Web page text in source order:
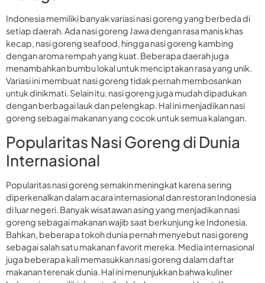
Indonesia memiliki banyak variasi nasi goreng yang berbeda di
setiap daerah. Ada nasi goreng Jawa dengan rasa manis khas
kecap, nasi goreng seafood, hingga nasi goreng kambing
dengan aroma rempah yang kuat. Beberapa daerah juga
menambahkan bumbu lokal untuk menciptakan rasa yang unik.
Variasi ini membuat nasi goreng tidak pernah membosankan
untuk dinikmati. Selain itu, nasi goreng juga mudah dipadukan
dengan berbagai lauk dan pelengkap. Hal ini menjadikan nasi
goreng sebagai makanan yang cocok untuk semua kalangan.
Popularitas Nasi Goreng di Dunia
Internasional
Popularitas nasi goreng semakin meningkat karena sering
diperkenalkan dalam acara internasional dan restoran Indonesia
di luar negeri. Banyak wisatawan asing yang menjadikan nasi
goreng sebagai makanan wajib saat berkunjung ke Indonesia.
Bahkan, beberapa tokoh dunia pernah menyebut nasi goreng
sebagai salah satu makanan favorit mereka. Media internasional
juga beberapa kali memasukkan nasi goreng dalam daftar
makanan terenak dunia. Hal ini menunjukkan bahwa kuliner